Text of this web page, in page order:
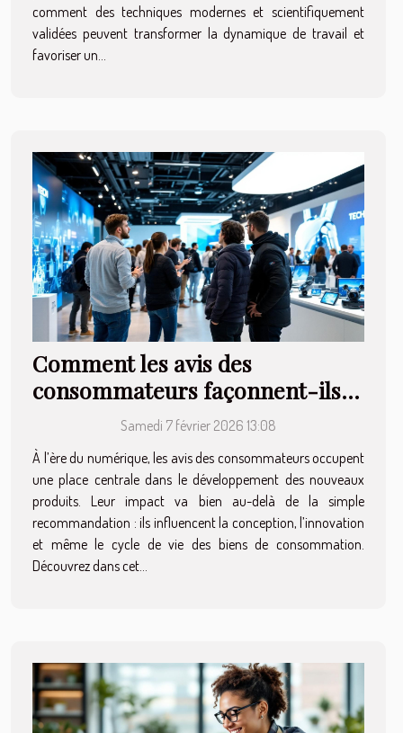
comment des techniques modernes et scientifiquement
validées peuvent transformer la dynamique de travail et
favoriser un...
Comment les avis des
consommateurs façonnent-ils
les produits de demain ?
Samedi 7 février 2026 13:08
À l’ère du numérique, les avis des consommateurs occupent
une place centrale dans le développement des nouveaux
produits. Leur impact va bien au-delà de la simple
recommandation : ils influencent la conception, l’innovation
et même le cycle de vie des biens de consommation.
Découvrez dans cet...